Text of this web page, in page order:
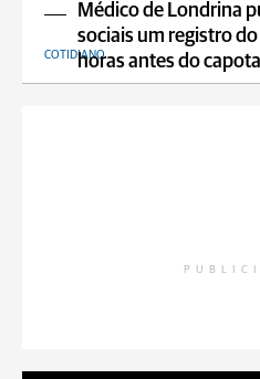
Médico de Londrina
sociais um registro
horas antes do
COTIDIANO